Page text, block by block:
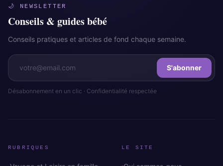
🌙 NEWSLETTER
Conseils & guides bébé
Conseils pratiques et articles de fond chaque semaine.
S'abonner
Désabonnement en un clic · Confidentialité respectée
RUBRIQUES LE SITE